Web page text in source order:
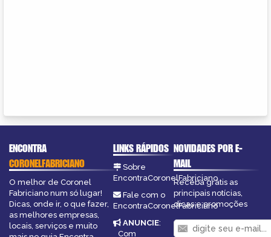
ENCONTRA
CORONELFABRICIANO
O melhor de Coronel
Fabriciano num só lugar!
Dicas, onde ir, o que fazer,
as melhores empresas,
locais, serviços e muito
LINKS RÁPIDOS
Sobre
EncontraCoronelFabriciano
Fale com o
EncontraCoronelFabriciano
ANUNCIE:
Com
NOVIDADES POR E-
MAIL
Receba grátis as
principais notícias,
dicas e promoções